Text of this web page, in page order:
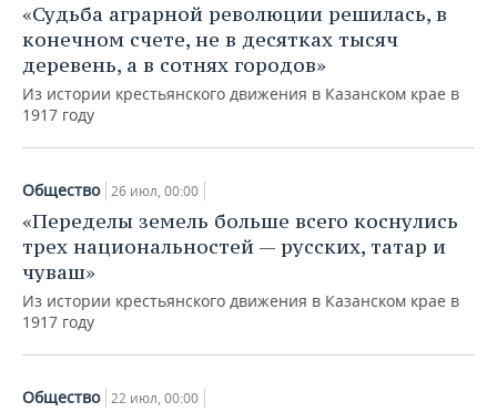
«Судьба аграрной революции решилась, в
конечном счете, не в десятках тысяч
деревень, а в сотнях городов»
Из истории крестьянского движения в Казанском крае в
1917 году
Общество 26 июл, 00:00
«Переделы земель больше всего коснулись
трех национальностей — русских, татар и
чуваш»
Из истории крестьянского движения в Казанском крае в
1917 году
Общество 22 июл, 00:00